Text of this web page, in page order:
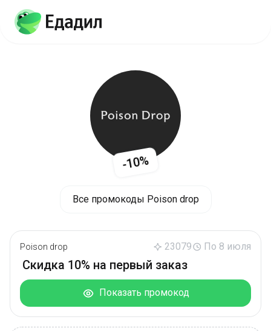
-10%
Все промокоды Poison drop
Poison drop 23079 По 8 июля
Скидка 10% на первый заказ
Показать промокод